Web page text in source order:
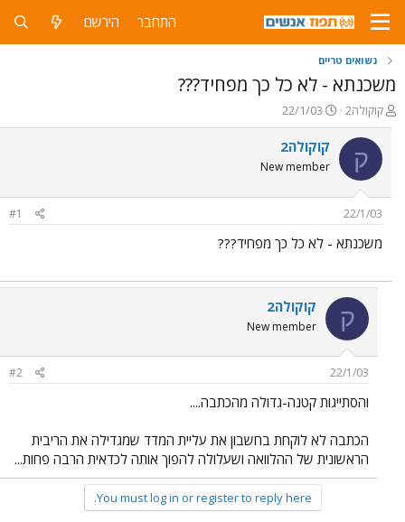
התחבר הירשם
נשואים טריים
משכנתא - לא כל כך מפחיד???
פ
ו
ת
ח
ה
ש
א
קוקולה2
פ
ו
ר
ס
ם
ר
22/1/03
ק קוקולה2
New member
22/1/03
#1
משכנתא - לא כל כך מפחיד???
ק קוקולה2
New member
22/1/03
#2
והסתייגות קטנה-גדולה מהכתבה....
הכתבה לא לוקחת בחשבון את עליית המדד שמגדילה את הריבית
הראשונית של ההלוואה ושעלולה להפוך אותה לכדאית הרבה פחות...
You must log in or register to reply here.